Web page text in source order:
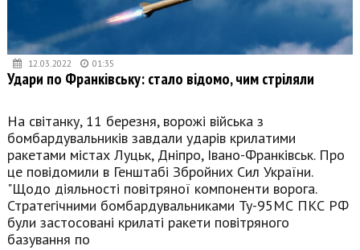
12.03.2022 01:35
Удари по Франківську: стало відомо, чим стріляли
На світанку, 11 березня, ворожі війська з
бомбардувальників завдали ударів крилатими
ракетами містах Луцьк, Дніпро, Івано-Франківськ. Про
це повідомили в Генштабі Збройних Сил України.
"Щодо діяльності повітряної компоненти ворога.
Стратегічними бомбардувальниками Ту-95МС ПКС РФ
були застосовані крилаті ракети повітряного
базування по